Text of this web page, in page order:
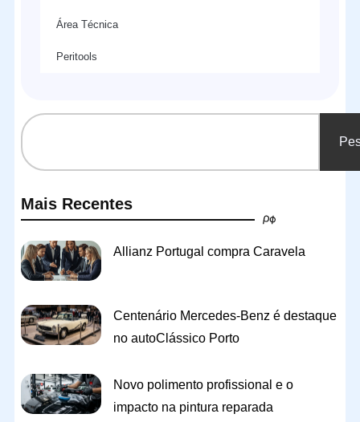
Área Técnica
Peritools
Mais Recentes
Allianz Portugal compra Caravela
Centenário Mercedes-Benz é destaque
no autoClássico Porto
Novo polimento profissional e o
impacto na pintura reparada